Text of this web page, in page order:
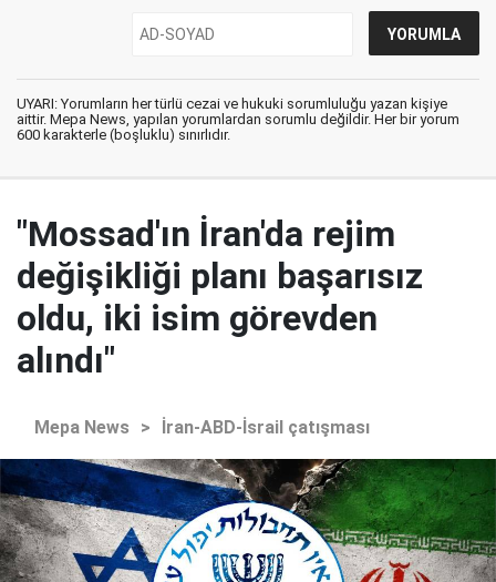
UYARI: Yorumların her türlü cezai ve hukuki sorumluluğu yazan kişiye
aittir. Mepa News, yapılan yorumlardan sorumlu değildir. Her bir yorum
600 karakterle (boşluklu) sınırlıdır.
"Mossad'ın İran'da rejim
değişikliği planı başarısız
oldu, iki isim görevden
alındı"
Mepa News > İran-ABD-İsrail çatışması